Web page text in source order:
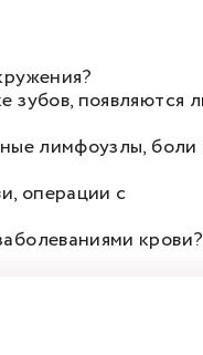
зубов, появляются
лимфоузлы, боли
операции с
крови?